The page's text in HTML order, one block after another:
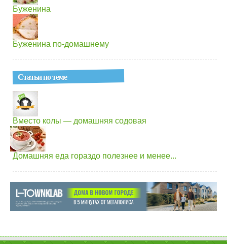
Буженина
Буженина по-домашнему
Статьи по теме
Вместо колы — домашняя содовая
Домашняя еда гораздо полезнее и менее...